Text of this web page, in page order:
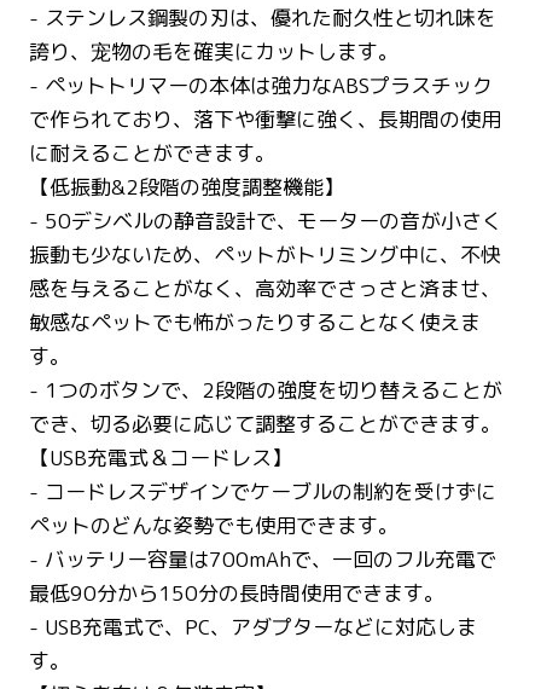
- ステンレス鋼製の刃は、優れた耐久性と切れ味を
誇り、宠物の毛を確実にカットします。
- ペットトリマーの本体は強力なABSプラスチック
で作られており、落下や衝撃に強く、長期間の使用
に耐えることができます。
【低振動&2段階の強度調整機能】
- 50デシベルの静音設計で、モーターの音が小さく
振動も少ないため、ペットがトリミング中に、不快
感を与えることがなく、高効率でさっさと済ませ、
敏感なペットでも怖がったりすることなく使えま
す。
- 1つのボタンで、2段階の強度を切り替えることが
でき、切る必要に応じて調整することができます。
【USB充電式＆コードレス】
- コードレスデザインでケーブルの制約を受けずに
ペットのどんな姿勢でも使用できます。
- バッテリー容量は700mAhで、一回のフル充電で
最低90分から150分の長時間使用できます。
- USB充電式で、PC、アダプターなどに対応しま
す。